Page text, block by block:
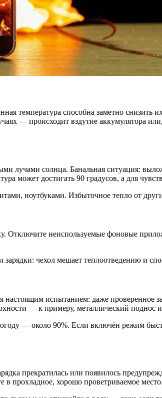
температура способна заметно снизить
— происходит вздутие аккумулятора
лучами солнца. Банальная ситуация:
может достигать 90 градусов, а для
ноутбуками. Избыточное тепло от
Отключите неиспользуемые фоновые
чехол мешает теплоотведению и
испытанием: даже проверенное
— к примеру, металлический поднос
— около 90%. Если включён режим
прекратилась или появилось
в прохладное, хорошо проветриваемое место.